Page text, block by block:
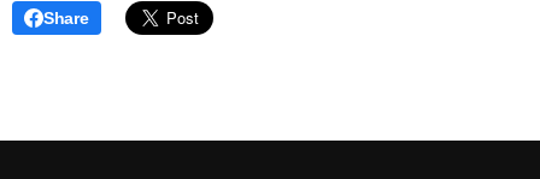
Share